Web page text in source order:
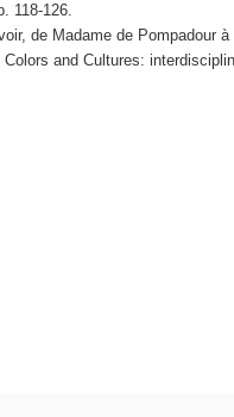
118-126.
de Madame de Pompadour
and Cultures: